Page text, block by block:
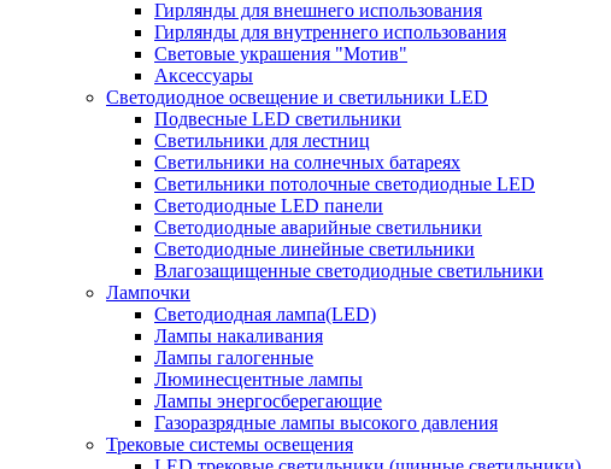
Гирлянды для внешнего использования
Гирлянды для внутреннего использования
Световые украшения "Мотив"
Аксессуары
Светодиодное освещение и светильники LED
Подвесные LED светильники
Светильники для лестниц
Светильники на солнечных батареях
Светильники потолочные светодиодные LED
Светодиодные LED панели
Светодиодные аварийные светильники
Светодиодные линейные светильники
Влагозащищенные светодиодные светильники
Лампочки
Светодиодная лампа(LED)
Лампы накаливания
Лампы галогенные
Люминесцентные лампы
Лампы энергосберегающие
Газоразрядные лампы высокого давления
Трековые системы освещения